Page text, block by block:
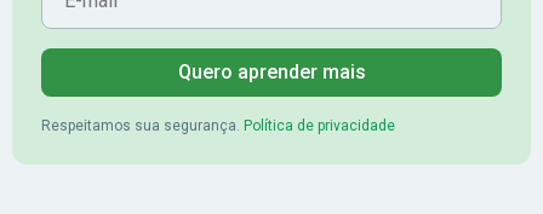
Quero aprender mais
Respeitamos sua segurança. Política de privacidade